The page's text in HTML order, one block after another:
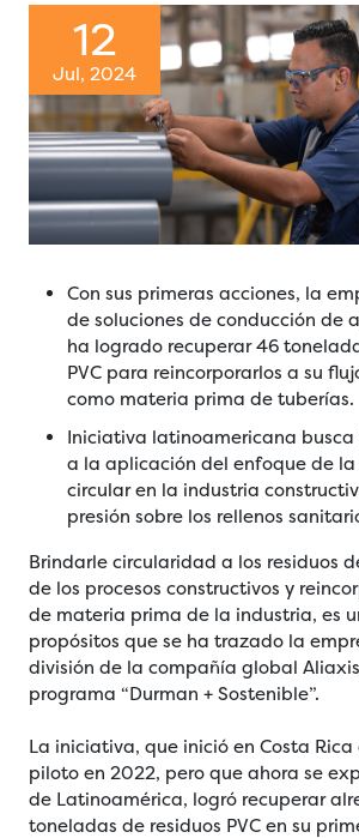
12
Jul, 2024
Con sus primeras acciones, la
de soluciones de conducción de
ha logrado recuperar 46
PVC para reincorporarlos a su
como materia prima de tuberías.
Iniciativa latinoamericana
a la aplicación del enfoque de la
circular en la industria
presión sobre los rellenos
Brindarle circularidad a los residuos
de los procesos constructivos y
de materia prima de la industria, es
propósitos que se ha trazado la
división de la compañía global
programa “Durman + Sostenible”.
La iniciativa, que inició en Costa
piloto en 2022, pero que ahora se
de Latinoamérica, logró recuperar
toneladas de residuos PVC en su